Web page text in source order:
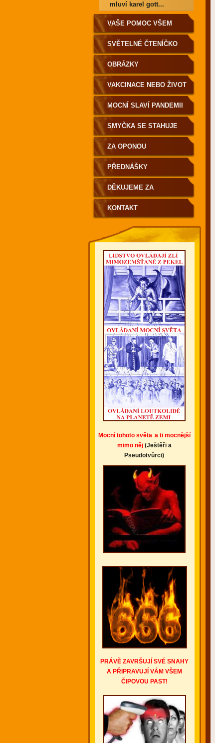
všude!
mluví karel gott...
VAŠE POMOC VŠEM
SVĚTELNÉ ČTENÍČKO
OBRÁZKY
VAKCINACE NEBO ŽIVOT
MOCNÍ SLAVÍ PANDEMII
SMYČKA SE STAHUJE
ZA OPONOU
PŘEDNÁŠKY
DĚKUJEME ZA
PODPORU
KONTAKT
Mocní tohoto světa a ti mocnější
mimo něj (Ještěři a
Pseudotvůrci)
PRÁVĚ ZAVRŠUJÍ SVÉ SNAHY
A PŘIPRAVUJÍ VÁM VŠEM
ČIPOVOU PAST!